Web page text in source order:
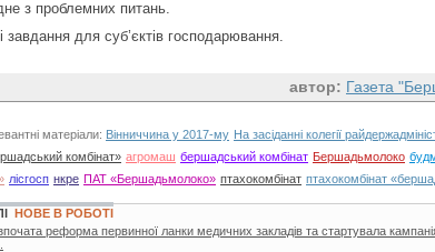
з проблемних питань.
завдання для суб’єктів господарювання.
автор: Газета
матеріали: Вінниччина у 2017-му На засіданні колегії
комбінат» агромаш бершадський комбінат Бершадьмолоко
лісгосп нкре ПАТ «Бершадьмолоко» птахокомбінат птахокомбінат
НОВЕ В РОБОТІ
реформа первинної ланки медичних закладів та стартувала